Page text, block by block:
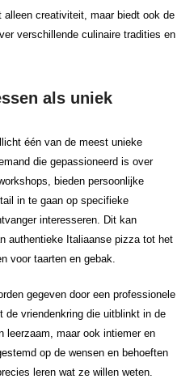
creativiteit, maar biedt ook de
verschillende culinaire tradities en
als uniek
één van de meest unieke
die gepassioneerd is over
bieden persoonlijke
in te gaan op specifieke
interesseren. Dit kan
authentieke Italiaanse pizza tot het
voor taarten en gebak.
gegeven door een professionele
vriendenkring die uitblinkt in de
leerzaam, maar ook intiemer en
op de wensen en behoeften
leren wat ze willen weten.